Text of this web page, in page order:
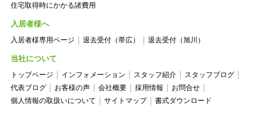
住宅取得時にかかる諸費用
入居者様へ
入居者様専用ページ 退去受付（帯広） 退去受付（旭川）
当社について
トップページ インフォメーション スタッフ紹介
スタッフブログ
代表ブログ
お客様の声 会社概要 採用情報
お問合せ
個人情報の取扱いについて
サイトマップ 書式ダウンロード